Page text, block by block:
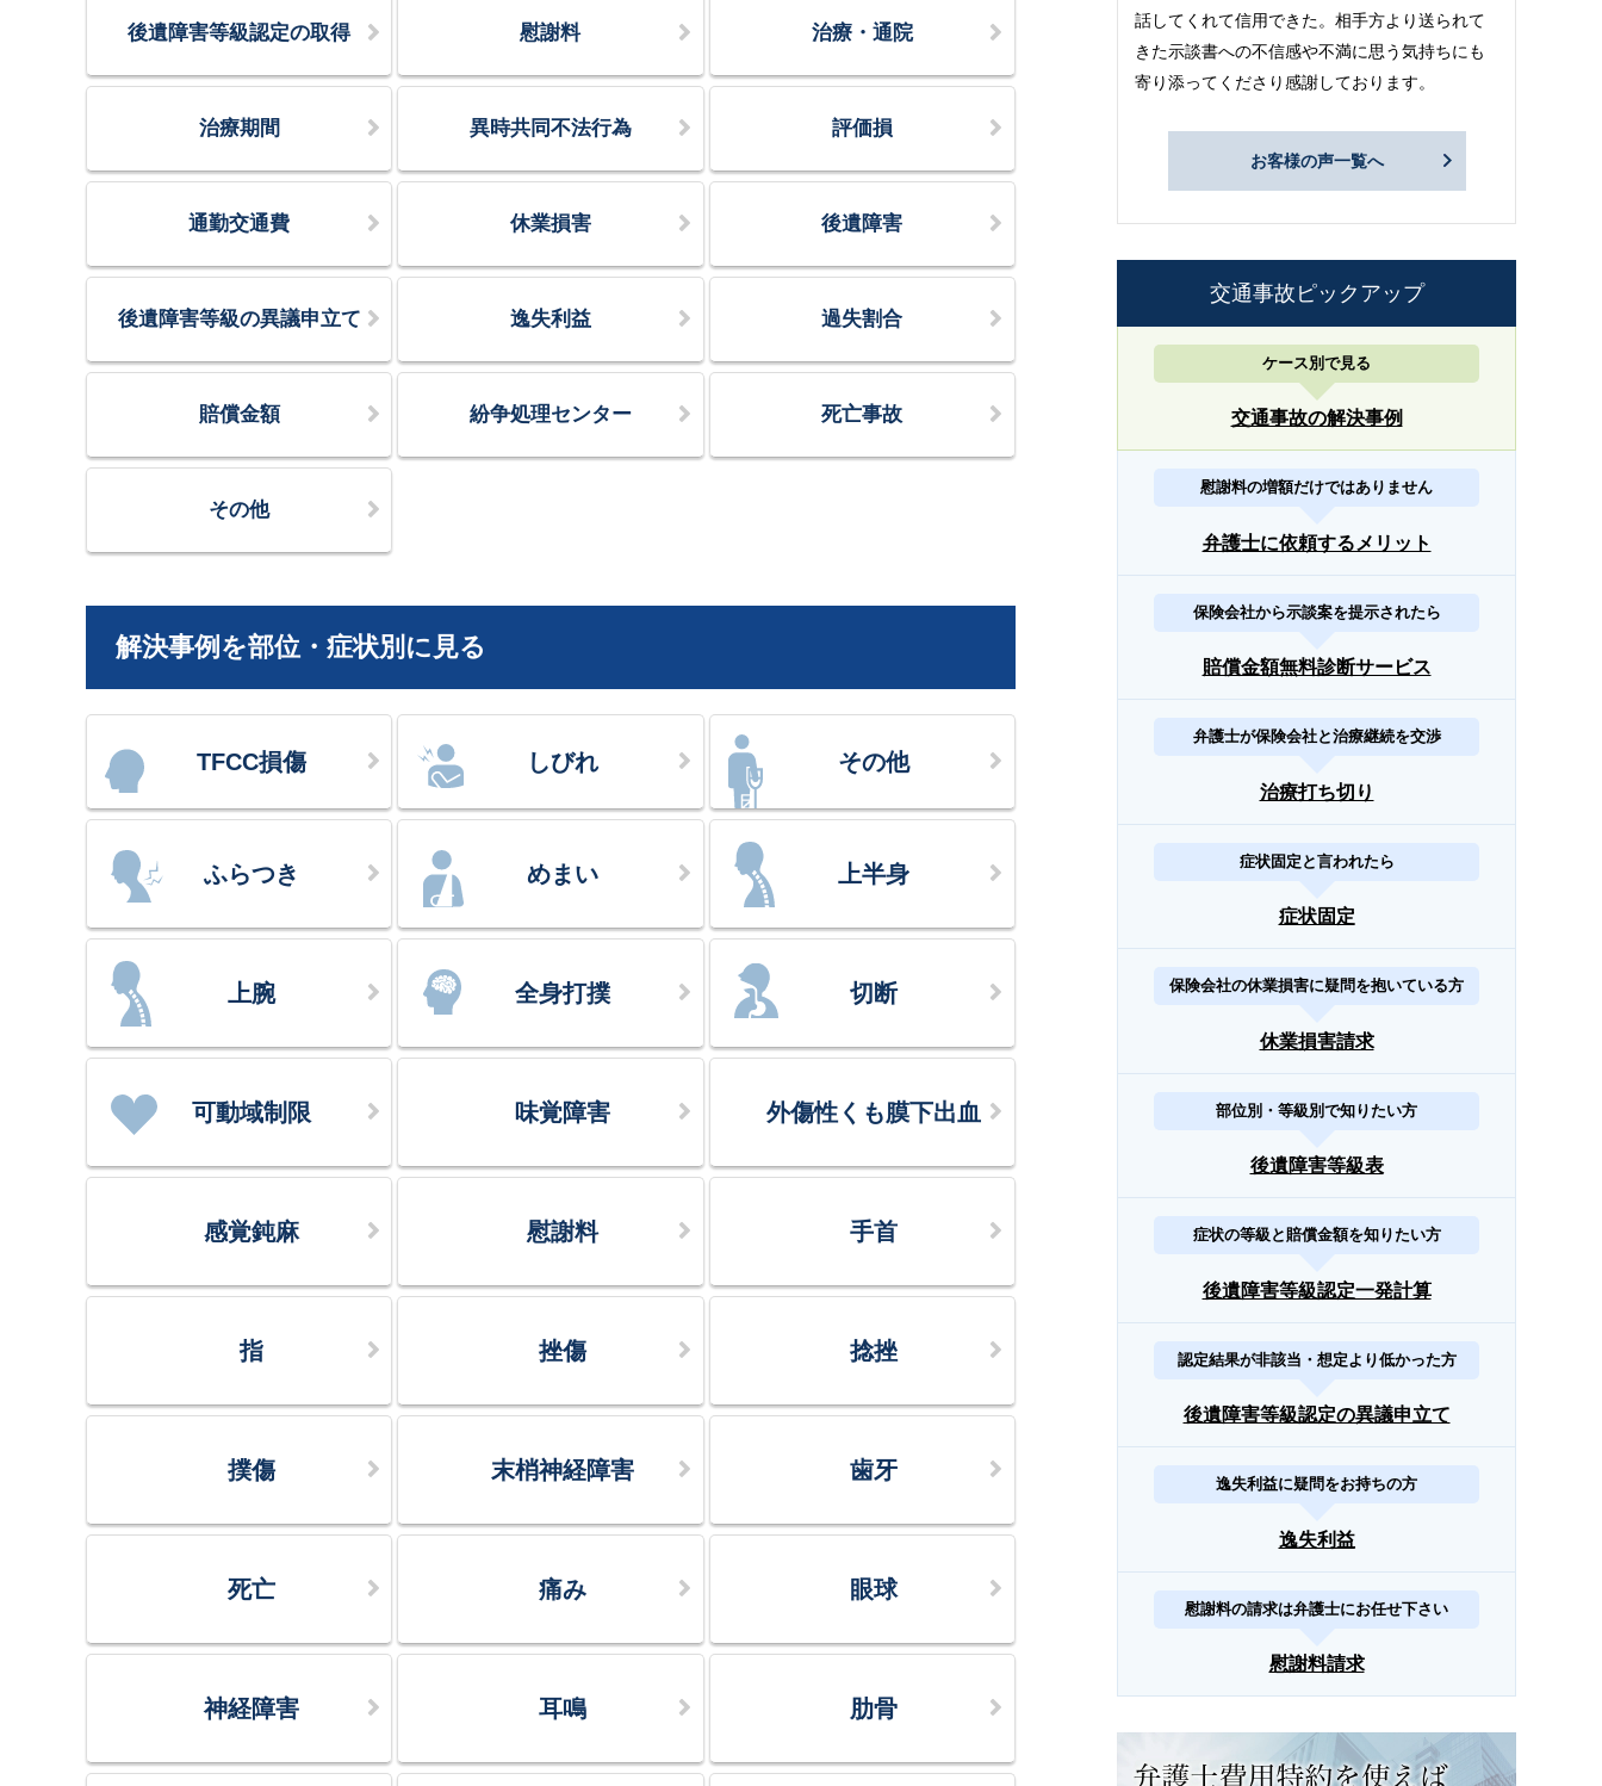
後遺障害等級認定の取得 慰謝料 治療・通院
治療期間 異時共同不法行為 評価損
通勤交通費 休業損害 後遺障害
後遺障害等級の異議申立て 逸失利益 過失割合
賠償金額 紛争処理センター 死亡事故
その他
解決事例を部位・症状別に見る
TFCC損傷 しびれ その他
ふらつき めまい 上半身
上腕 全身打撲 切断
可動域制限 味覚障害 外傷性くも膜下出血
感覚鈍麻 慰謝料 手首
指 挫傷 捻挫
撲傷 末梢神経障害 歯牙
死亡 痛み 眼球
神経障害 耳鳴 肋骨
話してくれて信用できた。相手方より送られて
きた示談書への不信感や不満に思う気持ちにも
寄り添ってくださり感謝しております。
お客様の声一覧へ
交通事故ピックアップ
ケース別で見る
交通事故の解決事例
慰謝料の増額だけではありません
弁護士に依頼するメリット
保険会社から示談案を提示されたら
賠償金額無料診断サービス
弁護士が保険会社と治療継続を交渉
治療打ち切り
症状固定と言われたら
症状固定
保険会社の休業損害に疑問を抱いている方
休業損害請求
部位別・等級別で知りたい方
後遺障害等級表
症状の等級と賠償金額を知りたい方
後遺障害等級認定一発計算
認定結果が非該当・想定より低かった方
後遺障害等級認定の異議申立て
逸失利益に疑問をお持ちの方
逸失利益
慰謝料の請求は弁護士にお任せ下さい
慰謝料請求